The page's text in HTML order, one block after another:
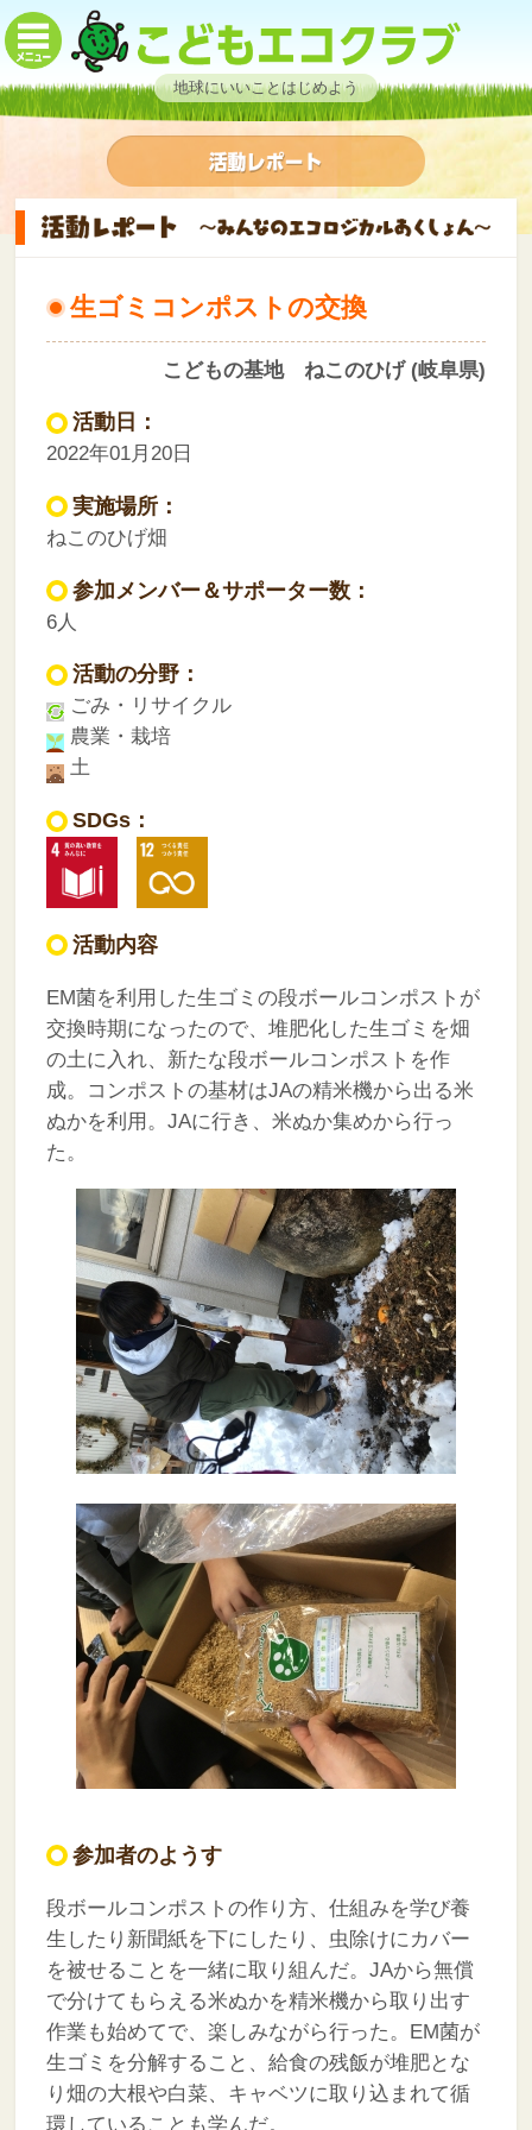
地球にいいことはじめよう
生ゴミコンポストの交換
こどもの基地 ねこのひげ (岐阜県)
活動日：
2022年01月20日
実施場所：
ねこのひげ畑
参加メンバー＆サポーター数：
6人
活動の分野：
ごみ・リサイクル
農業・栽培
土
SDGs：
活動内容
EM菌を利用した生ゴミの段ボールコンポストが
交換時期になったので、堆肥化した生ゴミを畑
の土に入れ、新たな段ボールコンポストを作
成。コンポストの基材はJAの精米機から出る米
ぬかを利用。JAに行き、米ぬか集めから行っ
た。
参加者のようす
段ボールコンポストの作り方、仕組みを学び養
生したり新聞紙を下にしたり、虫除けにカバー
を被せることを一緒に取り組んだ。JAから無償
で分けてもらえる米ぬかを精米機から取り出す
作業も始めてで、楽しみながら行った。EM菌が
生ゴミを分解すること、給食の残飯が堆肥とな
り畑の大根や白菜、キャベツに取り込まれて循
環していることも学んだ。